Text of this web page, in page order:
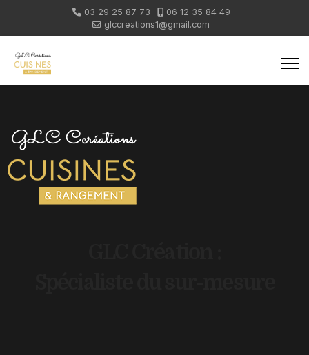
03 29 25 87 73
06 12 35 84 49
glccreations1@gmail.com